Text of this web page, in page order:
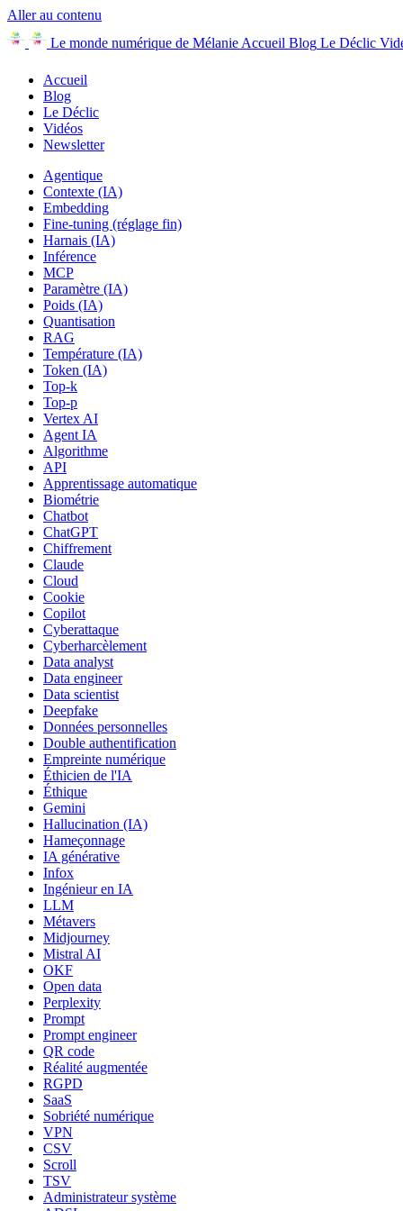
Aller au contenu
Le monde numérique de Mélanie Accueil Blog Le Déclic
Accueil
Blog
Le Déclic
Vidéos
Newsletter
Agentique
Contexte (IA)
Embedding
Fine-tuning (réglage fin)
Harnais (IA)
Inférence
MCP
Paramètre (IA)
Poids (IA)
Quantisation
RAG
Température (IA)
Token (IA)
Top-k
Top-p
Vertex AI
Agent IA
Algorithme
API
Apprentissage automatique
Biométrie
Chatbot
ChatGPT
Chiffrement
Claude
Cloud
Cookie
Copilot
Cyberattaque
Cyberharcèlement
Data analyst
Data engineer
Data scientist
Deepfake
Données personnelles
Double authentification
Empreinte numérique
Éthicien de l'IA
Éthique
Gemini
Hallucination (IA)
Hameçonnage
IA générative
Infox
Ingénieur en IA
LLM
Métavers
Midjourney
Mistral AI
OKF
Open data
Perplexity
Prompt
Prompt engineer
QR code
Réalité augmentée
RGPD
SaaS
Sobriété numérique
VPN
CSV
Scroll
TSV
Administrateur système